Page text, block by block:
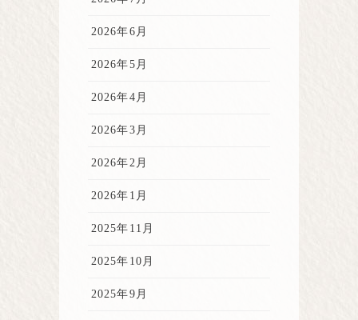
2026年6月
2026年5月
2026年4月
2026年3月
2026年2月
2026年1月
2025年11月
2025年10月
2025年9月